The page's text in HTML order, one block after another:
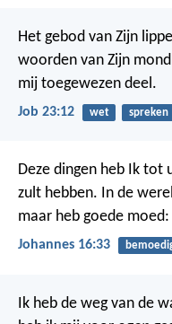
Het gebod van Zijn
woorden van Zijn
mij toegewezen deel.
Job 23:12 wet spreken
Deze dingen heb Ik tot
zult hebben. In de
maar heb goede
Johannes 16:33
Ik heb de weg van de